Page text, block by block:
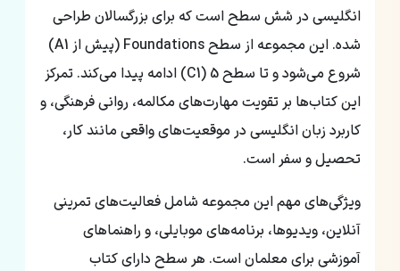
انگلیسی در شش سطح است که برای بزرگسالان طراحی
شده. این مجموعه از سطح Foundations (پیش از A1)
شروع می‌شود و تا سطح 5 (C1) ادامه پیدا می‌کند. تمرکز
این کتاب‌ها بر تقویت مهارت‌های مکالمه، روانی فرهنگی، و
کاربرد زبان انگلیسی در موقعیت‌های واقعی مانند کار،
تحصیل و سفر است.
ویژگی‌های مهم این مجموعه شامل فعالیت‌های تمرینی
آنلاین، ویدیوها، برنامه‌های موبایلی، و راهنماهای
آموزشی برای معلمان است. هر سطح دارای کتاب